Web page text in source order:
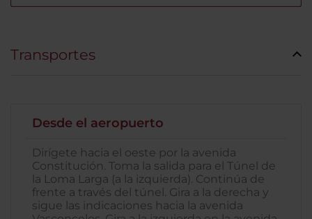
Transportes
Desde el aeropuerto
Dirígete hacia el oeste por la avenida
Constitución. Toma la salida para el Túnel de
la Loma Larga (a la izquierda). Continúa de
frente a través del túnel. Gira a la derecha y
sigue las indicaciones hacia la avenida